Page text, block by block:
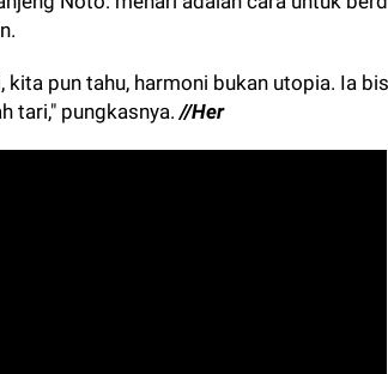
kita pun tahu, harmoni bukan utopia. Ia
tari," pungkasnya.//Her